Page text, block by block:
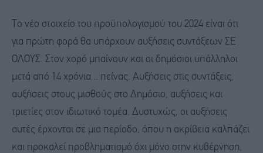
Το νέο στοιχείο του προϋπολογισμού του 2024 είναι ότι
για πρώτη φορά θα υπάρχουν αυξήσεις συντάξεων ΣΕ
ΟΛΟΥΣ. Στον χορό μπαίνουν και οι δημόσιοι υπάλληλοι
μετά από 14 χρόνια... πείνας. Αυξήσεις στις συντάξεις,
αυξήσεις στους μισθούς στο Δημόσιο, αυξήσεις και
τριετίες στον ιδιωτικό τομέα. Δυστυχώς, οι αυξήσεις
αυτές έρχονται σε μια περίοδο, όπου η ακρίβεια καλπάζει
και προκαλεί προβληματισμό όχι μόνο στην κυβέρνηση,